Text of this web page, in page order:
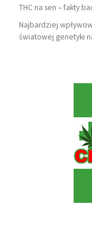
THC na sen – fakty
Najbardziej
światowej genetyki